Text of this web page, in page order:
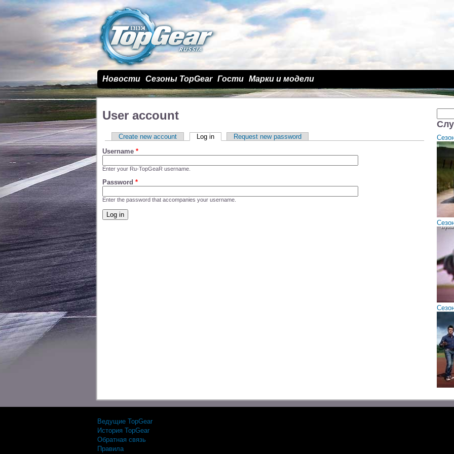
Новости Сезоны TopGear Гости Марки и модели
User account
Primary tabs
Create new account Log in(active tab)Request new password
Username *
Enter your Ru-TopGeaR username.
Password *
Enter the password that accompanies your username.
Ведущие TopGear
История TopGear
Обратная связь
Правила